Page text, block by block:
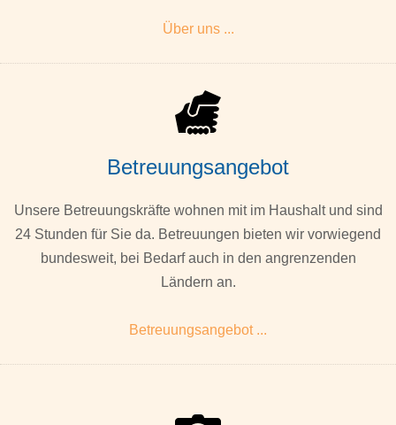
Über uns ...
Betreuungsangebot
Unsere Betreuungskräfte wohnen mit im Haushalt und sind
24 Stunden für Sie da. Betreuungen bieten wir vorwiegend
bundesweit, bei Bedarf auch in den angrenzenden
Ländern an.
Betreuungsangebot ...